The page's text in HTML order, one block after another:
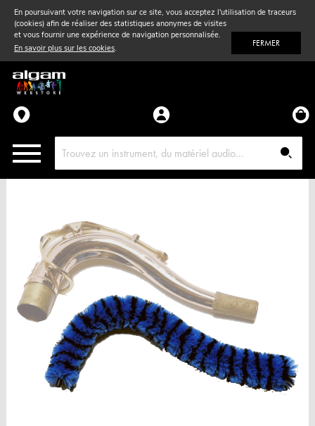
En poursuivant votre navigation sur ce site, vous acceptez l'utilisation de traceurs
(cookies) afin de réaliser des statistiques anonymes de visites
et vous fournir une expérience de navigation personnalisée.
En savoir plus sur les cookies. FERMER
Vent& Violon
Accessoires
Pièces détachées